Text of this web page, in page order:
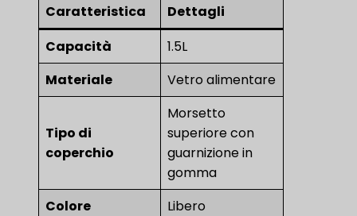
Caratteristica
Dettagli
Capacità
1.5L
Materiale
Vetro alimentare
Tipo di
coperchio
Morsetto
superiore con
guarnizione in
gomma
Colore
Libero